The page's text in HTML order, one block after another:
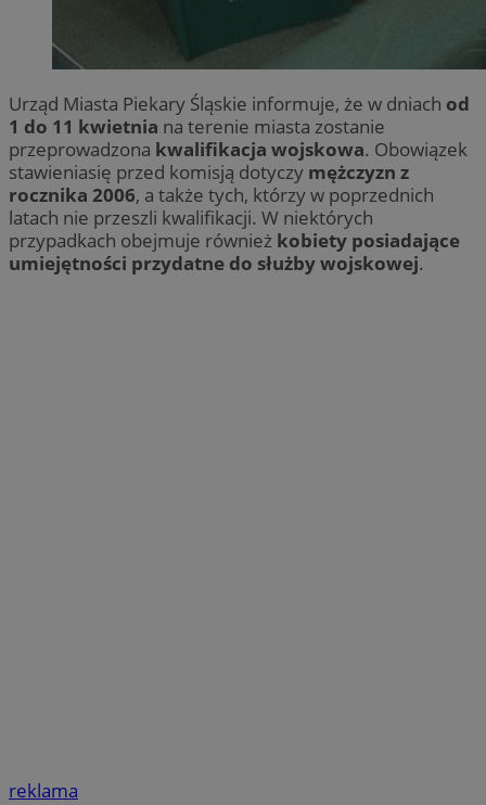
Urząd Miasta Piekary Śląskie informuje, że w dniach od
1 do 11 kwietnia na terenie miasta zostanie
przeprowadzona kwalifikacja wojskowa. Obowiązek
stawieniasię przed komisją dotyczy mężczyzn z
rocznika 2006, a także tych, którzy w poprzednich
latach nie przeszli kwalifikacji. W niektórych
przypadkach obejmuje również kobiety posiadające
umiejętności przydatne do służby wojskowej.
reklama